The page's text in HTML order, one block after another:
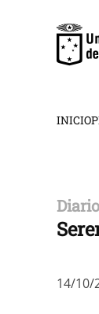
Skip to
INICIO
14/10/